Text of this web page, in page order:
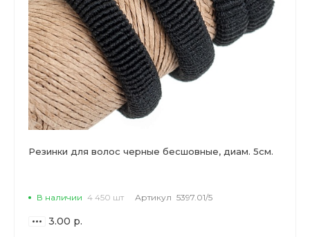
Резинки для волос черные бесшовные, диам. 5см.
В наличии 4 450 шт Артикул 5397.01/5
3.00 р.